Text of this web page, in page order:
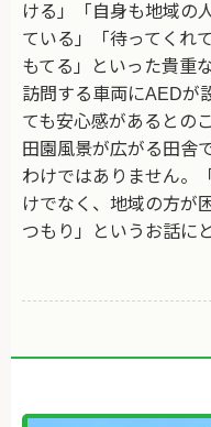
ける」「自身も地域の
ている」「待ってくれ
もてる」といった貴重
訪問する車両にAEDが
ても安心感があるとの
田園風景が広がる田舎
わけではありません。
けでなく、地域の方が
つもり」というお話に